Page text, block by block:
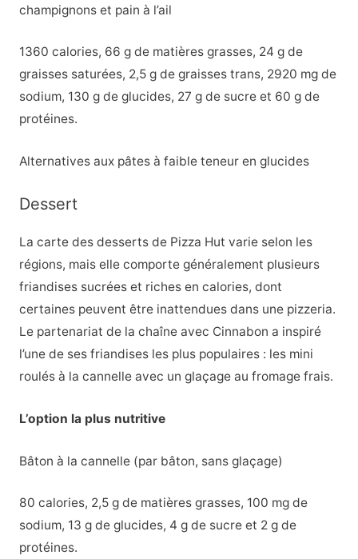
champignons et pain à l’ail
1360 calories, 66 g de matières grasses, 24 g de
graisses saturées, 2,5 g de graisses trans, 2920 mg de
sodium, 130 g de glucides, 27 g de sucre et 60 g de
protéines.
Alternatives aux pâtes à faible teneur en glucides
Dessert
La carte des desserts de Pizza Hut varie selon les
régions, mais elle comporte généralement plusieurs
friandises sucrées et riches en calories, dont
certaines peuvent être inattendues dans une pizzeria.
Le partenariat de la chaîne avec Cinnabon a inspiré
l’une de ses friandises les plus populaires : les mini
roulés à la cannelle avec un glaçage au fromage frais.
L’option la plus nutritive
Bâton à la cannelle (par bâton, sans glaçage)
80 calories, 2,5 g de matières grasses, 100 mg de
sodium, 13 g de glucides, 4 g de sucre et 2 g de
protéines.